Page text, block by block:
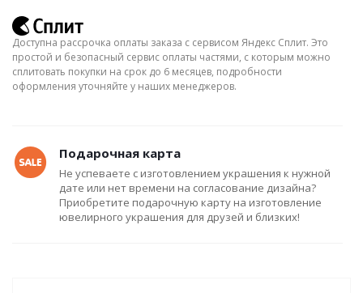
Доступна рассрочка оплаты заказа с сервисом Яндекс Сплит. Это
простой и безопасный сервис оплаты частями, с которым можно
сплитовать покупки на срок до 6 месяцев, подробности
оформления уточняйте у наших менеджеров.
Подарочная карта
Не успеваете с изготовлением украшения к нужной
дате или нет времени на согласование дизайна?
Приобретите подарочную карту на изготовление
ювелирного украшения для друзей и близких!